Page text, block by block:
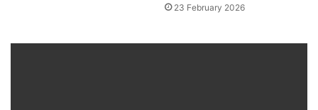
23 February 2026